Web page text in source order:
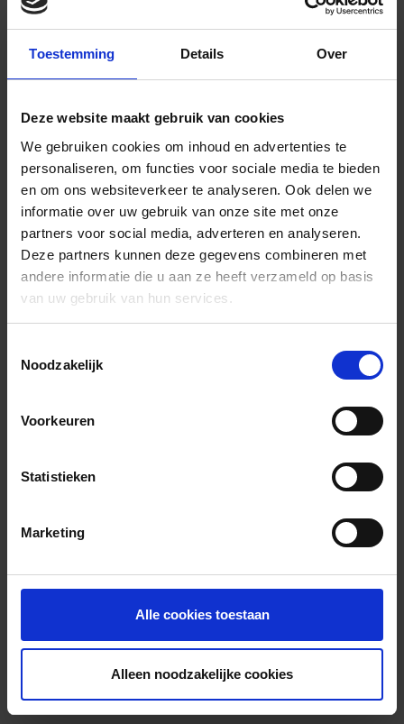
Toestemming Details Over
Deze website maakt gebruik van cookies
We gebruiken cookies om inhoud en advertenties te
personaliseren, om functies voor sociale media te bieden
en om ons websiteverkeer te analyseren. Ook delen we
informatie over uw gebruik van onze site met onze
partners voor social media, adverteren en analyseren.
Deze partners kunnen deze gegevens combineren met
andere informatie die u aan ze heeft verzameld op basis
van uw gebruik van hun services.
Noodzakelijk
Voorkeuren
Statistieken
Marketing
Alle cookies toestaan
Alleen noodzakelijke cookies